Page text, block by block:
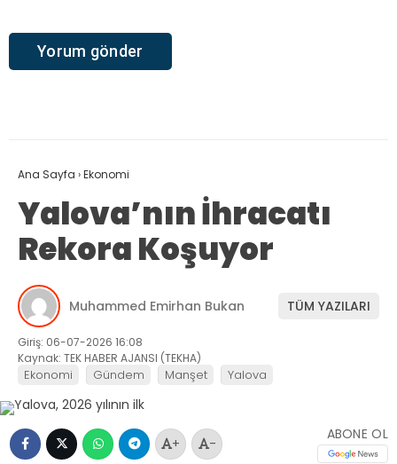
Ana Sayfa ›Ekonomi
Yalova’nın İhracatı
Rekora Koşuyor
Muhammed Emirhan Bukan TÜM YAZILARI
Giriş: 06-07-2026 16:08
Kaynak: TEK HABER AJANSI (TEKHA)
Ekonomi Gündem Manşet Yalova
+ -
ABONE OL